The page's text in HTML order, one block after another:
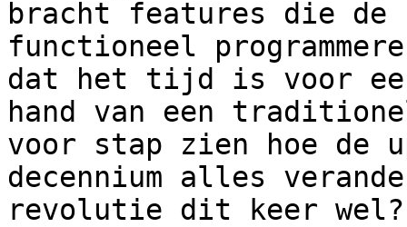
bracht features die de
functioneel
dat het tijd is voor een
hand van een
voor stap zien hoe de
decennium alles
revolutie dit keer wel?